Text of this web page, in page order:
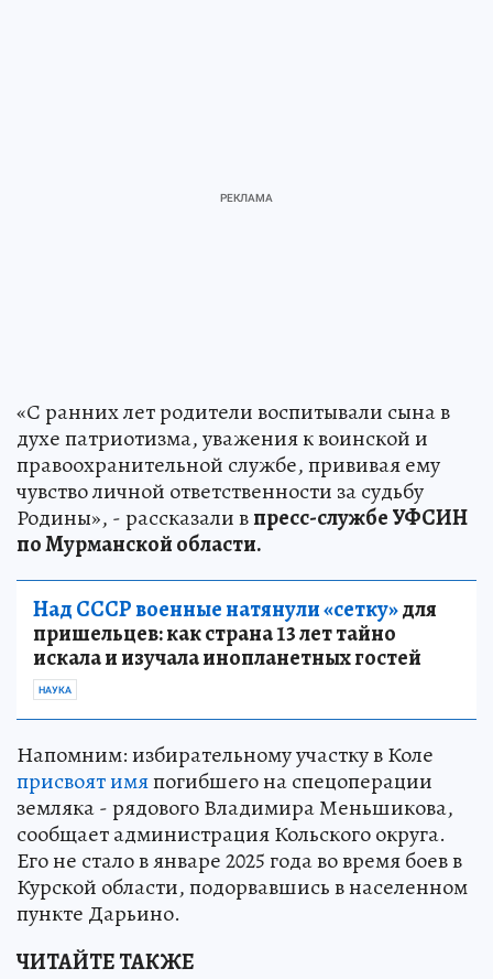
«С ранних лет родители воспитывали сына в
духе патриотизма, уважения к воинской и
правоохранительной службе, прививая ему
чувство личной ответственности за судьбу
Родины», - рассказали впресс-службе УФСИН
по Мурманской области.
Над СССР военные натянули «сетку»для
пришельцев: как страна 13 лет тайно
искала и изучала инопланетных гостей
НАУКА
Напомним: избирательному участку в Коле
присвоят имяпогибшего на спецоперации
земляка - рядового Владимира Меньшикова,
сообщает администрация Кольского округа.
Его не стало в январе 2025 года во время боев в
Курской области, подорвавшись в населенном
пункте Дарьино.
ЧИТАЙТЕ ТАКЖЕ